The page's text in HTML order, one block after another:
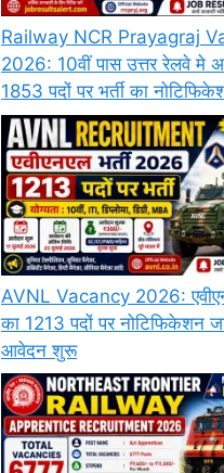
Railway NCR Prayagraj
2026: 10वीं पास उत्तर रेलवे मे
1853 पदों पर भर्ती का
AVNL Vacancy 2026:
का 1213 पदों पर नोटिफिकेशन
आवेदन शुरू